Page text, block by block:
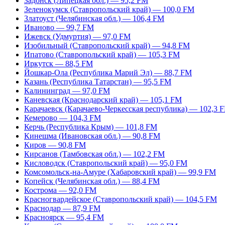
Зеленокумск (Ставропольский край) — 100,0 FM
Златоуст (Челябинская обл.) — 106,4 FM
Иваново — 99,7 FM
Ижевск (Удмуртия) — 97,0 FM
Изобильный (Ставропольский край) — 94,8 FM
Ипатово (Ставропольский край) — 105,3 FM
Иркутск — 88,5 FM
Йошкар-Ола (Республика Марий Эл) — 88,7 FM
Казань (Республика Татарстан) — 95,5 FM
Калининград — 97,0 FM
Каневская (Краснодарский край) — 105,1 FM
Карачаевск (Карачаево-Черкесская республика) — 102,3
Кемерово — 104,3 FM
Керчь (Республика Крым) — 101,8 FM
Кинешма (Ивановская обл.) — 90,8 FM
Киров — 90,8 FM
Кирсанов (Тамбовская обл.) — 102,2 FM
Кисловодск (Ставропольский край) — 95,0 FM
Комсомольск-на-Амуре (Хабаровский край) — 99,9 FM
Копейск (Челябинская обл.) — 88,4 FM
Кострома — 92,0 FM
Красногвардейское (Ставропольский край) — 104,5 FM
Краснодар — 87,9 FM
Красноярск — 95,4 FM